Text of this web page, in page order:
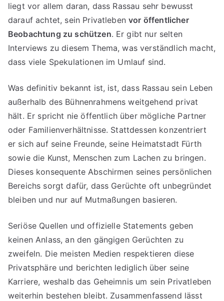
liegt vor allem daran, dass Rassau sehr bewusst
darauf achtet, sein Privatlebenvor öffentlicher
Beobachtung zu schützen. Er gibt nur selten
Interviews zu diesem Thema, was verständlich macht,
dass viele Spekulationen im Umlauf sind.
Was definitiv bekannt ist, ist, dass Rassau sein Leben
außerhalb des Bühnenrahmens weitgehend privat
hält. Er spricht nie öffentlich über mögliche Partner
oder Familienverhältnisse. Stattdessen konzentriert
er sich auf seine Freunde, seine Heimatstadt Fürth
sowie die Kunst, Menschen zum Lachen zu bringen.
Dieses konsequente Abschirmen seines persönlichen
Bereichs sorgt dafür, dass Gerüchte oft unbegründet
bleiben und nur auf Mutmaßungen basieren.
Seriöse Quellen und offizielle Statements geben
keinen Anlass, an den gängigen Gerüchten zu
zweifeln. Die meisten Medien respektieren diese
Privatsphäre und berichten lediglich über seine
Karriere, weshalb das Geheimnis um sein Privatleben
weiterhin bestehen bleibt. Zusammenfassend lässt